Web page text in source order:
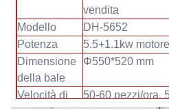
vendita
Modello
DH-5652
Potenza
5.5+1.1kw
Dimensione
della bale
Φ550*520 mm
Velocità di
50-60 pezzi/ora,